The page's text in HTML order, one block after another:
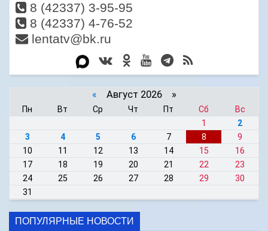
8 (42337) 3-95-95
8 (42337) 4-76-52
lentatv@bk.ru
« Август 2026 »
Пн Вт Ср Чт Пт Сб
Вс
1
2
3
4 5 6 7 8
9
10
11 12 13 14 15
16
17
18 19 20 21 22
23
24
25 26 27 28 29
30
31
ПОПУЛЯРНЫЕ НОВОСТИ